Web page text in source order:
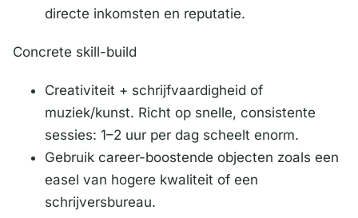
directe inkomsten en reputatie.
Concrete skill-build
Creativiteit + schrijfvaardigheid of
muziek/kunst. Richt op snelle, consistente
sessies: 1–2 uur per dag scheelt enorm.
Gebruik career-boostende objecten zoals een
easel van hogere kwaliteit of een
schrijversbureau.